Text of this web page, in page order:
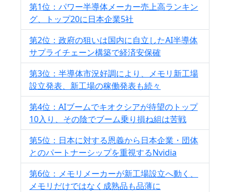
第1位：パワー半導体メーカー売上高ランキン
グ、トップ20に日本企業5社
第2位：政府の狙いは国内に自立したAI半導体
サプライチェーン構築で経済安保確
第3位：半導体市況好調により、メモリ新工場
設立発表、新工場の稼働発表も続々
第4位：AIブームでキオクシアが待望のトップ
10入り、その陰でブーム乗り損ね組は苦戦
第5位：日本に対する恩義から日本企業・団体
とのパートナーシップを重視するNvidia
第6位：メモリメーカーが新工場設立へ動く、
メモリだけではなく成熟品も品薄に